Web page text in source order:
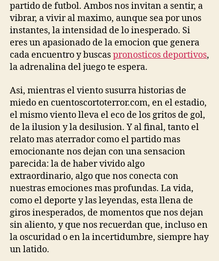
partido de futbol. Ambos nos invitan a sentir, a
vibrar, a vivir al maximo, aunque sea por unos
instantes, la intensidad de lo inesperado. Si
eres un apasionado de la emocion que genera
cada encuentro y buscaspronosticos deportivos,
la adrenalina del juego te espera.
Asi, mientras el viento susurra historias de
miedo en cuentoscortoterror.com, en el estadio,
el mismo viento lleva el eco de los gritos de gol,
de la ilusion y la desilusion. Y al final, tanto el
relato mas aterrador como el partido mas
emocionante nos dejan con una sensacion
parecida: la de haber vivido algo
extraordinario, algo que nos conecta con
nuestras emociones mas profundas. La vida,
como el deporte y las leyendas, esta llena de
giros inesperados, de momentos que nos dejan
sin aliento, y que nos recuerdan que, incluso en
la oscuridad o en la incertidumbre, siempre hay
un latido.